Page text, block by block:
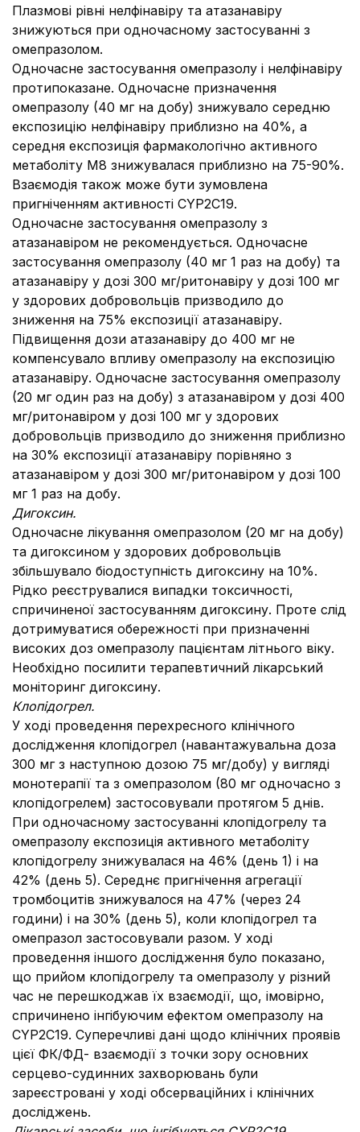
Плазмові рівні нелфінавіру та атазанавіру
знижуються при одночасному застосуванні з
омепразолом.
Одночасне застосування омепразолу і нелфінавіру
протипоказане. Одночасне призначення
омепразолу (40 мг на добу) знижувало середню
експозицію нелфінавіру приблизно на 40%, а
середня експозиція фармакологічно активного
метаболіту М8 знижувалася приблизно на 75-90%.
Взаємодія також може бути зумовлена
пригніченням активності CYP2C19.
Одночасне застосування омепразолу з
атазанавіром не рекомендується. Одночасне
застосування омепразолу (40 мг 1 раз на добу) та
атазанавіру у дозі 300 мг/ритонавіру у дозі 100 мг
у здорових добровольців призводило до
зниження на 75% експозиції атазанавіру.
Підвищення дози атазанавіру до 400 мг не
компенсувало впливу омепразолу на експозицію
атазанавіру. Одночасне застосування омепразолу
(20 мг один раз на добу) з атазанавіром у дозі 400
мг/ритонавіром у дозі 100 мг у здорових
добровольців призводило до зниження приблизно
на 30% експозиції атазанавіру порівняно з
атазанавіром у дозі 300 мг/ритонавіром у дозі 100
мг 1 раз на добу.
Дигоксин.
Одночасне лікування омепразолом (20 мг на добу)
та дигоксином у здорових добровольців
збільшувало біодоступність дигоксину на 10%.
Рідко реєструвалися випадки токсичності,
спричиненої застосуванням дигоксину. Проте слід
дотримуватися обережності при призначенні
високих доз омепразолу пацієнтам літнього віку.
Необхідно посилити терапевтичний лікарський
моніторинг дигоксину.
Клопідогрел.
У ході проведення перехресного клінічного
дослідження клопідогрел (навантажувальна доза
300 мг з наступною дозою 75 мг/добу) у вигляді
монотерапії та з омепразолом (80 мг одночасно з
клопідогрелем) застосовували протягом 5 днів.
При одночасному застосуванні клопідогрелу та
омепразолу експозиція активного метаболіту
клопідогрелу знижувалася на 46% (день 1) і на
42% (день 5). Середнє пригнічення агрегації
тромбоцитів знижувалося на 47% (через 24
години) і на 30% (день 5), коли клопідогрел та
омепразол застосовували разом. У ході
проведення іншого дослідження було показано,
що прийом клопідогрелу та омепразолу у різний
час не перешкоджав їх взаємодії, що, імовірно,
спричинено інгібуючим ефектом омепразолу на
CYP2C19. Суперечливі дані щодо клінічних проявів
цієї ФК/ФД- взаємодії з точки зору основних
серцево-судинних захворювань були
зареєстровані у ході обсерваційних і клінічних
досліджень.